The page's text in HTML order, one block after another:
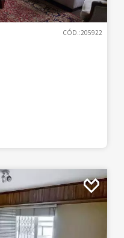
CÓD.:205922